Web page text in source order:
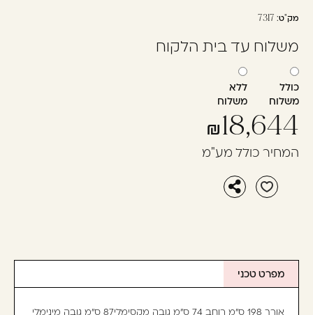
מק"ט: 7317
משלוח עד בית הלקוח
כולל
משלוח
ללא
משלוח
18,644
המחיר כולל מע"מ
מפרט טכני
אורך 198 ס"מ רוחב 74 ס"מ גובה מקסימלי87 ס"מ גובה מינימלי